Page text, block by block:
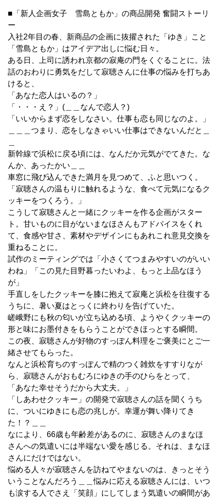
■「新人企画女子 雪島ともか」の商品開発 奮闘ストーリ
ー
入社2年目の春、新商品の企画に抜擢された「ゆき」こと
「雪島ともか」はアイデア出しに悩む日々。
ある日、上司に誘われ京都の寂庵の門をくぐることに。法
話のおわりに勇気をだして寂聴さんに仕事の悩みを打ちあ
けると、
「あなた恋人はいるの？」
「・・・え？」(＿＿なんで恋人？)
「いいからまず恋をしなさい。仕事も恋も同じなのよ。」
＿＿＿つまり、恋をしなきゃいい仕事はできないんだと＿
新幹線で浜松に戻る頃には、なんだか元気がでてきた。な
んか、あったかい＿＿
車窓に飛び込んできた満月を見つめて、ふと思いつく。
「寂聴さんの温もりに触れるような、食べて元気になるク
ッキーをつくろう。」
こうして寂聴さんと一緒にクッキーを作る企画がスター
ト。甘いものに目がないまなほさんもアドバイスをくれ
て、食感や甘さ、素材やデザインにもあれこれ意見交換を
重ねることに。
試作のミーティングでは「小さくてつまみやすいのがいい
わね」「この見た目野暮ったいわよ、もっと上品なほう
が」
手直しをしたクッキーを膝に抱えて寂庵と浜松を往復する
うちに、暑い夏はとっくに終わりを告げていた。
嵯峨野にも秋の匂いが立ち込める頃、ようやくクッキーの
形と味にお墨付きをもらうことができほっとする瞬間。
この夜、寂聴さんが好物のすっぽん料理をご褒美にとご一
緒させてもらった。
なんと浜松育ちのすっぽんで精のつく雑炊をすすりなが
ら、寂聴さんがおもむろにゆきの手のひらをとって、
「あなた幸せそうだから大丈夫。」
「しあわせクッキー」の開発で寂聴さんの話を聞くうち
に、ついにゆきにも恋の兆しが。幸運が舞い降りてき
た！？＿＿
なにより、66歳も年齢差があるのに、寂聴さんのまなほ
さんへの気遣いには半端ない愛を感じる。それは、まなほ
さんにだけではない。
悩める人々が寂聴さんを訪ねてやまないのは、きっとそう
いうことなんだろう＿＿悩みに応える寂聴さんには、いつ
も涙する人でさえ「笑顔」にしてしまう気遣いの瞬間があ